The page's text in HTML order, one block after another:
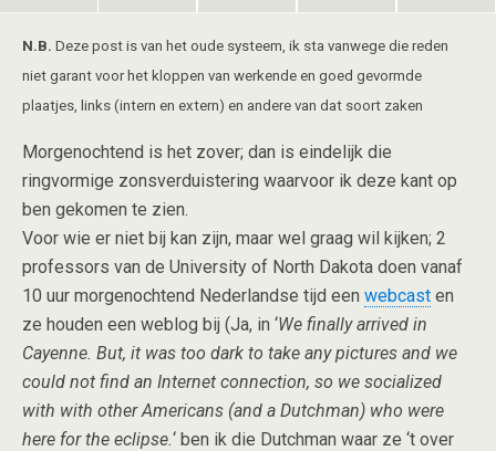
N.B. Deze post is van het oude systeem, ik sta vanwege die reden
niet garant voor het kloppen van werkende en goed gevormde
plaatjes, links (intern en extern) en andere van dat soort zaken
Morgenochtend is het zover; dan is eindelijk die
ringvormige zonsverduistering waarvoor ik deze kant op
ben gekomen te zien.
Voor wie er niet bij kan zijn, maar wel graag wil kijken; 2
professors van de University of North Dakota doen vanaf
10 uur morgenochtend Nederlandse tijd een webcast en
ze houden een weblog bij (Ja, in ‘We finally arrived in
Cayenne. But, it was too dark to take any pictures and we
could not find an Internet connection, so we socialized
with with other Americans (and a Dutchman) who were
here for the eclipse.‘ ben ik die Dutchman waar ze ‘t over